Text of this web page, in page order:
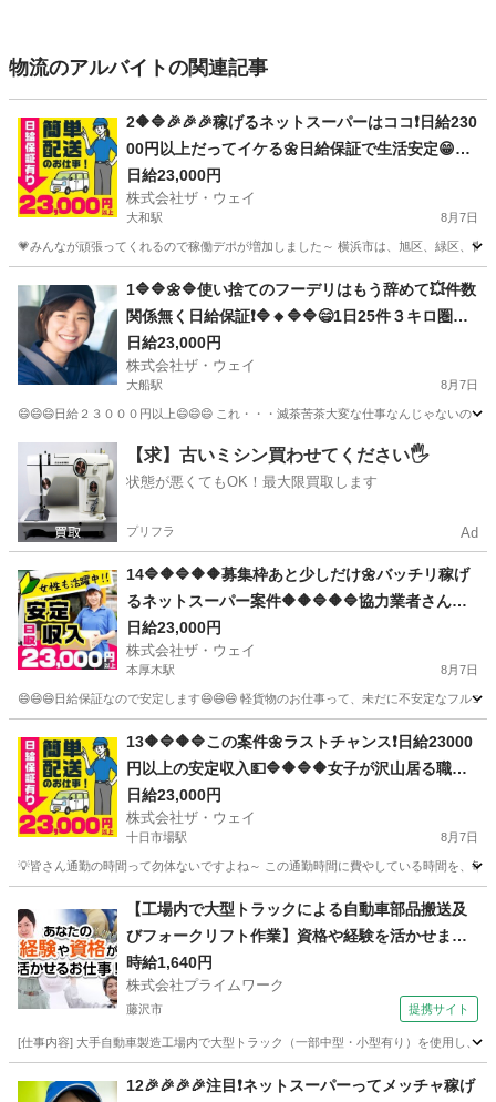
物流のアルバイトの関連記事
2🔶🔷🎉🎉🎉稼げるネットスーパーはココ❗️日給230
00円以上だってイケる🌼日給保証で生活安定😁😁
😁
日給23,000円
株式会社ザ・ウェイ
大和駅 8月7日
💗みんなが頑張ってくれるので稼働デポが増加しました～ 横浜市は、旭区、緑区、
大和駅 ドライバー ネットスーパー
1🔷🔷🌼🔷使い捨てのフーデリはもう辞めて💥件数
関係無く日給保証❗🔷🔸🔷🔷😄1日25件３キロ圏内
の配送❗️朝10：30出勤で2.3万円以上を楽々GET✨
✨
日給23,000円
株式会社ザ・ウェイ
大船駅 8月7日
😄😄😄日給２３０００円以上😄😄😄 これ・・・滅茶苦茶大変な仕事なんじゃないの
神奈川 鎌倉市 大船駅 配送 ネットスーパー
【求】古いミシン買わせてください🖐️
状態が悪くてもOK！最大限買取します
プリフラ Ad
14🔷🔶🔷🔶🔶募集枠あと少しだけ🌼バッチリ稼げ
るネットスーパー案件🔶🔶🔷🔶🔷協力業者さんも
募集していま～す🔥
日給23,000円
株式会社ザ・ウェイ
本厚木駅 8月7日
😄😄😄日給保証なので安定します😄😄😄 軽貨物のお仕事って、未だに不安定なフル
本厚木駅 配送 ネットスーパー
13🔶🔷🔶🔷この案件🌼ラストチャンス❗️日給23000
円以上の安定収入💵🔷🔶🔷🔶女子が沢山居る職場
～🎵お気軽に御応募ください😄
日給23,000円
株式会社ザ・ウェイ
十日市場駅 8月7日
💡皆さん通勤の時間って勿体ないですよね～ この通勤時間に費やしている時間を、
十日市場駅 配送 ネットスーパー
【工場内で大型トラックによる自動車部品搬送及
びフォークリフト作業】資格や経験を活かせま
す！
時給1,640円
株式会社プライムワーク
藤沢市 提携サイト
[仕事内容] 大手自動車製造工場内で大型トラック（一部中型・小型有り）を使用
ドライバー
12🎉🎉🎉🎉注目❗️ネットスーパーってメッチャ稼げ